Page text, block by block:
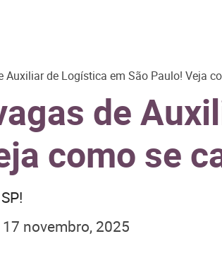
Auxiliar de Logística em São Paulo! Veja
de
como se
17 novembro, 2025